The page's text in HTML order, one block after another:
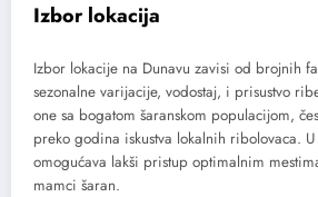
Izbor lokacija
Izbor lokacije na Dunavu zavisi od brojnih
sezonalne varijacije, vodostaj, i prisustvo
one sa bogatom šaranskom populacijom,
preko godina iskustva lokalnih ribolovaca.
omogućava lakši pristup optimalnim
mamci šaran.